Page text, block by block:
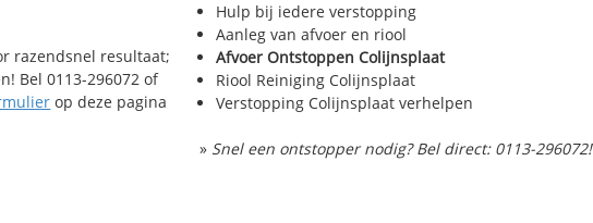
razendsnel resultaat;
Bel 0113-296072 of
op deze pagina
Hulp bij iedere verstopping
Aanleg van afvoer en riool
Afvoer Ontstoppen Colijnsplaat
Riool Reiniging Colijnsplaat
Verstopping Colijnsplaat verhelpen
» Snel een ontstopper nodig? Bel direct: 0113-296072!